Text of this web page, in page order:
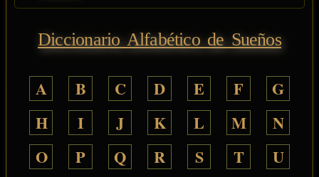
Diccionario Alfabético de Sueños
A B C D E F
G
H
I J K L M
N
O
P Q R S T
U